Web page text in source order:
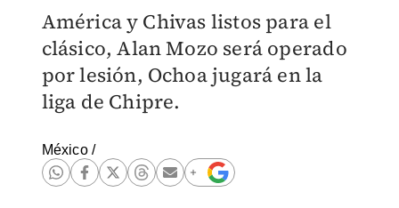
América y Chivas listos para el
clásico, Alan Mozo será operado
por lesión, Ochoa jugará en la
liga de Chipre.
México/